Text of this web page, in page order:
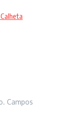
Campos